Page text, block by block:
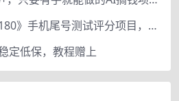
《188个赚钱项目-180》手机尾号测试评分项目，短视频直播日赚200+
定低保，教程赠上